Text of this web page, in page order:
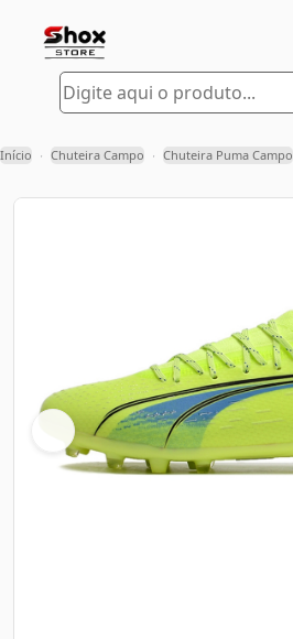
Início › Chuteira Campo › Chuteira Puma Campo